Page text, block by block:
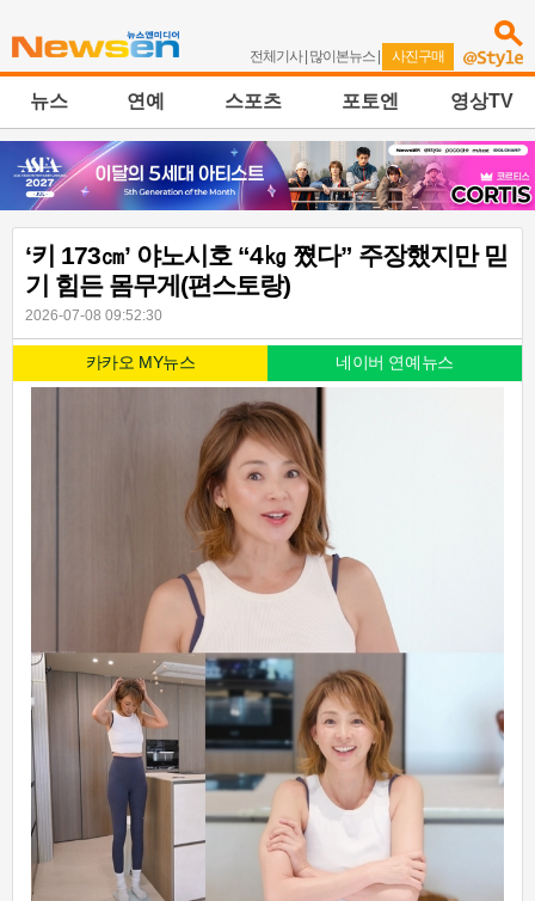
전체기사| 많이본뉴스 | 사진구매
뉴스 연예 스포츠 포토엔 영상TV
‘키 173㎝’ 야노시호 “4㎏ 쪘다” 주장했지만 믿
기 힘든 몸무게(편스토랑)
2026-07-08 09:52:30
카카오 MY뉴스 네이버 연예뉴스